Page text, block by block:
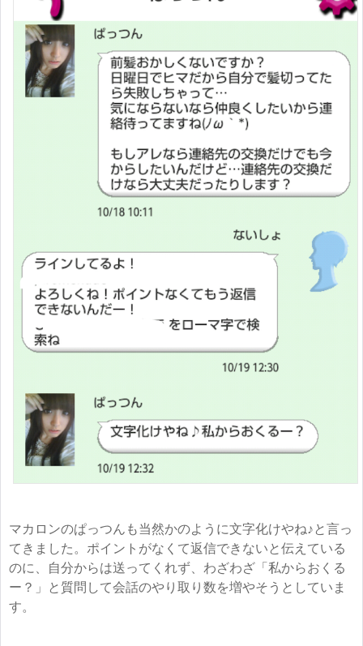
マカロンのぱっつんも当然かのように文字化けやね♪と言っ
てきました。ポイントがなくて返信できないと伝えている
のに、自分からは送ってくれず、わざわざ「私からおくる
ー？」と質問して会話のやり取り数を増やそうとしていま
す。